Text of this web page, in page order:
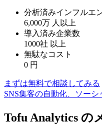
分析済みインフルエ
6,000万 人以上
導入済み企業数
1000社 以上
無駄なコスト
0 円
まずは無料で相談してみる
SNS集客の自動化、ソー
Tofu Analytics の